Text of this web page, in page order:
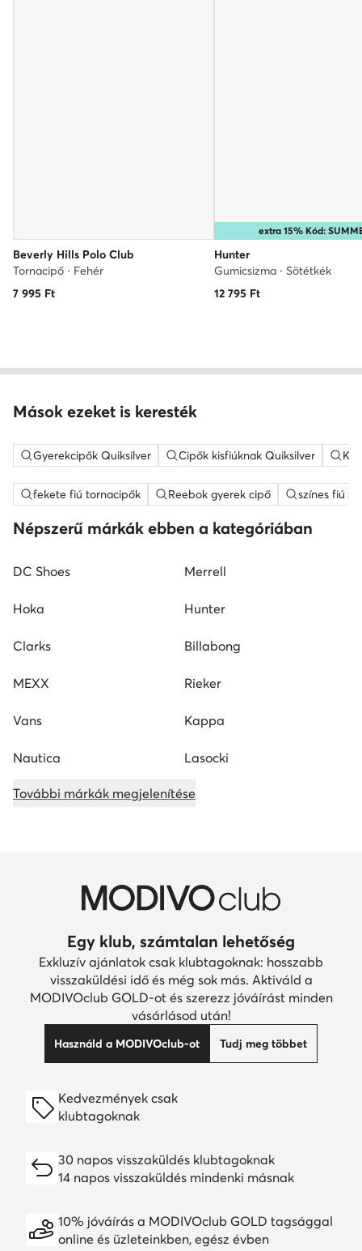
Beverly Hills Polo Club
Tornacipő · Fehér
7 995 Ft
extra 15% Kód:
Hunter
Gumicsizma · Sötétkék
12 795 Ft
Mások ezeket is keresték
Gyerekcipők Quiksilver Cipők kisfiúknak Quiksilver
fekete fiú tornacipők Reebok gyerek cipő színes fiú
Népszerű márkák ebben a kategóriában
DC Shoes Merrell
Hoka Hunter
Clarks Billabong
MEXX Rieker
Vans Kappa
Nautica Lasocki
További márkák megjelenítése
Egy klub, számtalan lehetőség
Exkluzív ajánlatok csak klubtagoknak: hosszabb
visszaküldési idő és még sok más. Aktiváld a
MODIVOclub GOLD-ot és szerezz jóváírást minden
vásárlásod után!
Használd a MODIVOclub-ot Tudj meg többet
Kedvezmények csak
klubtagoknak
30 napos visszaküldés klubtagoknak
14 napos visszaküldés mindenki másnak
10% jóváírás a MODIVOclub GOLD tagsággal
online és üzleteinkben, egész évben